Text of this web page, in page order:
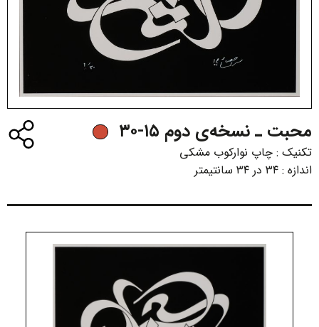
محبت ـ نسخه‌ی دوم ۱۵-۳۰
تکنیک : چاپ نوارکوب مشکی
اندازه : ۳۴ در ۳۴ سانتیمتر